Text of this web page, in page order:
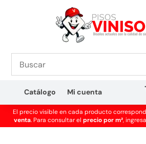
Catálogo Mi cuenta
El precio visible en cada producto
venta. Para consultar el precio por m²,